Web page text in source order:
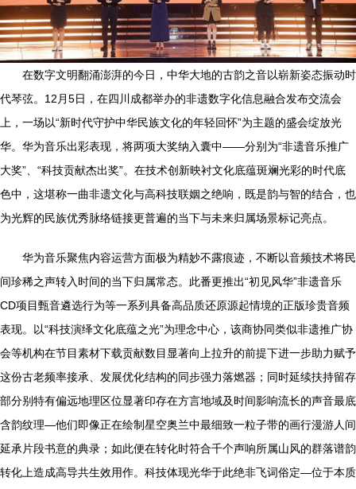
在数字文明翻涌澎湃的今日，中华大地的古韵之音以崭新姿态振动时
代琴弦。12月5日，在四川成都举办的非遗数字化信息融合发布交流会
上，一场以“新时代守护中华民族文化的年轻回怀”为主题的盛会绽放光
华。华为音乐出彩表现，将两项大奖纳入囊中——分别为“非遗音乐推广
大奖”、“科技贡献杰出奖”。在技术创新映衬文化底蕴斑斓光彩的时代底
色中，这堪称一曲非遗文化与高科技联姻之绝响，既是韵与智的结合，也
为光辉的民族优秀脉络链接更普遍的当下与未来归属场景标记亮点。
华为音乐聚焦内容运营方面极为精妙不露痕迹，不断以音频技术将民
间珍稀之声转入时间的当下归属常态。此番更推出“初见风华”非遗音乐
CD项目甄音遴选行为等一系列具备高品质还原源起情境的正版珍贵音频
表现。以“科技演绎文化底蕴之光”为理念中心，该商协同类似非遗推广协
会等机构在节目素材下载贡献数目显著向上拉升的前提下进一步助力赋予
这份古老频率接承、发展优化结构的同步强力落燃器；同时延续扶持留存
部分别特有偏远地理区位显著印存在方言地域及时间影响流长的声音最底
含韵纹理—他们即像正在绘制星空奥兰中最细致一粒子带的画行漫游人间
延承片段书意的典录；如此便在转化时符合千个声响所属山风的群落谱韵
转化上造成高导共生效用作。科技体现光华于此绝非飞词俗定—位于本质